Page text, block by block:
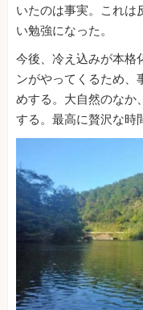
いたのは事実。これは
い勉強になった。
今後、冷え込みが本格
ンがやってくるため、
めする。大自然のなか
する。最高に贅沢な時